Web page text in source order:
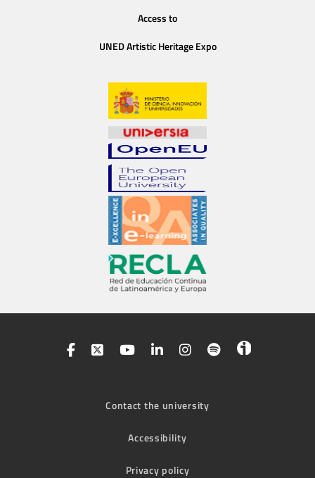
Access to
UNED Artistic Heritage Expo
Contact the university
Accessibility
Privacy policy